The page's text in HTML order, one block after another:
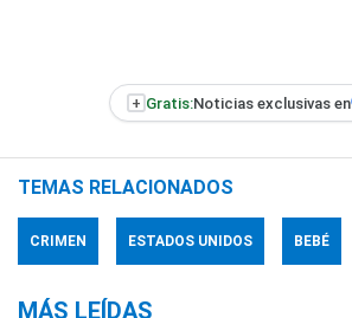
+ Gratis:Noticias exclusivas en
TEMAS RELACIONADOS
CRIMEN ESTADOS UNIDOS BEBÉ
MÁS LEÍDAS